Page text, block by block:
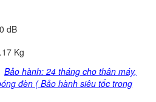
dB
Kg
Bảo hành: 24 tháng cho thân máy,
đèn ( Bảo hành siêu tốc trong